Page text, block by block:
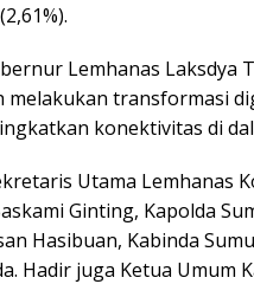
Lemhanas Laksdya
melakukan transformasi
konektivitas di
Utama Lemhanas
Ginting, Kapolda
Hasibuan, Kabinda
Hadir juga Ketua Umum